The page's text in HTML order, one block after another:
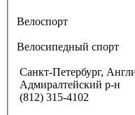
Велоспорт
Велосипедный спорт
Санкт-Петербург,
Адмиралтейский р-н
(812) 315-4102